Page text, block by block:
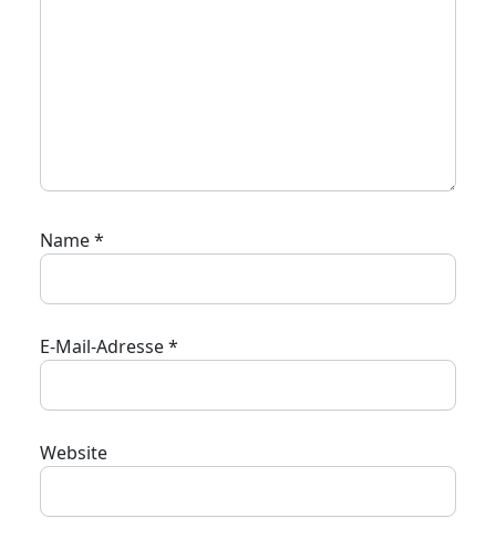
Name*
E-Mail-Adresse*
Website